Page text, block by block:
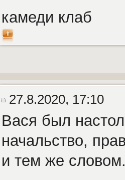
камеди клаб
27.8.2020, 17:10
Вася был
начальство,
и тем же